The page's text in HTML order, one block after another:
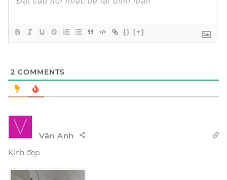
{} [+]
2 COMMENTS
Vân Anh
Kính đẹp